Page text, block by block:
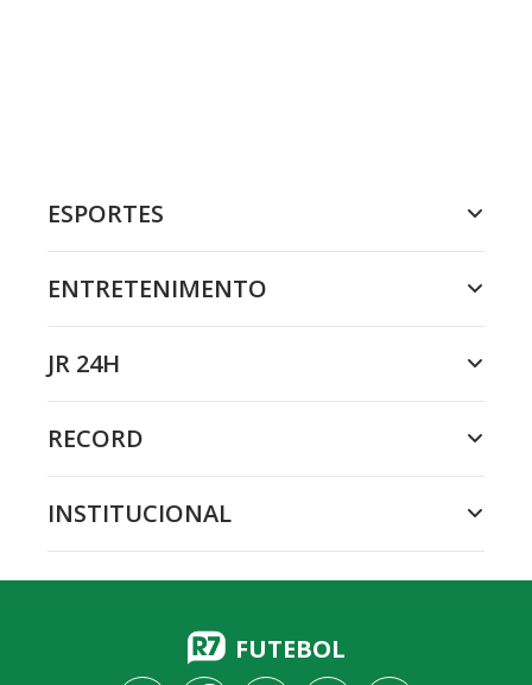
ESPORTES
ENTRETENIMENTO
JR 24H
RECORD
INSTITUCIONAL
FUTEBOL